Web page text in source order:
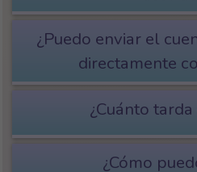
¿Puedo enviar el
directamente
¿Cuánto
¿Cómo